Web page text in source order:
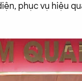
phục vụ hiệu